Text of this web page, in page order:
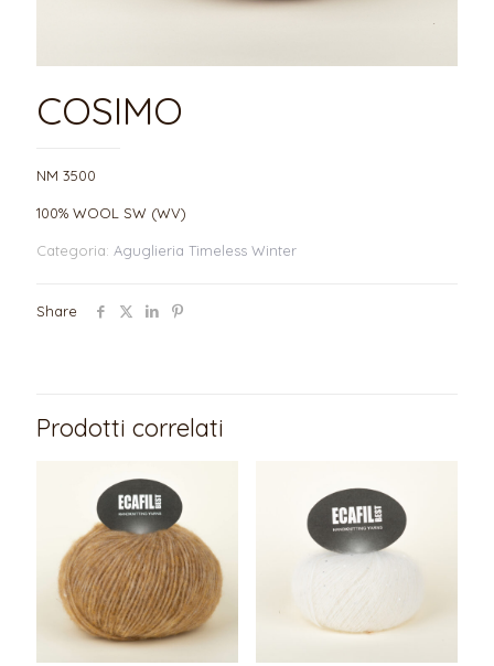
COSIMO
NM 3500
100% WOOL SW (WV)
Categoria: Aguglieria Timeless Winter
Share
Prodotti correlati